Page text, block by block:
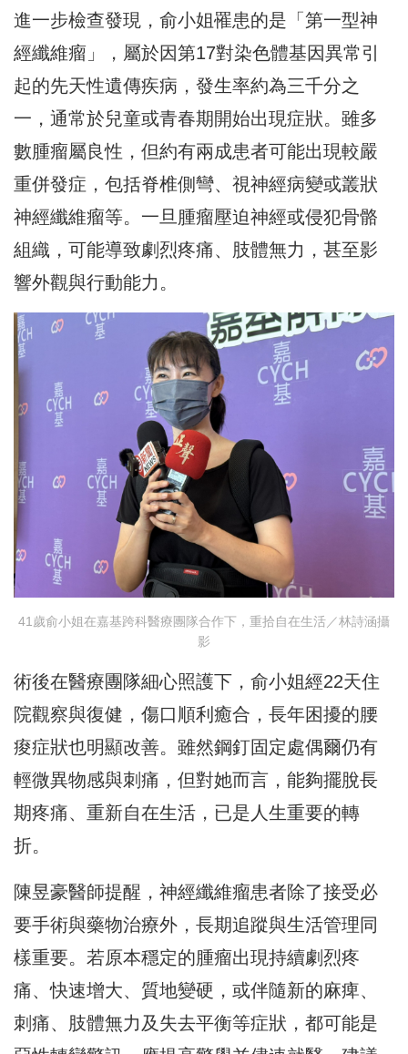
進一步檢查發現，俞小姐罹患的是「第一型神
經纖維瘤」，屬於因第17對染色體基因異常引
起的先天性遺傳疾病，發生率約為三千分之
一，通常於兒童或青春期開始出現症狀。雖多
數腫瘤屬良性，但約有兩成患者可能出現較嚴
重併發症，包括脊椎側彎、視神經病變或叢狀
神經纖維瘤等。一旦腫瘤壓迫神經或侵犯骨骼
組織，可能導致劇烈疼痛、肢體無力，甚至影
響外觀與行動能力。
41歲俞小姐在嘉基跨科醫療團隊合作下，重拾自在生活／林詩涵攝
影
術後在醫療團隊細心照護下，俞小姐經22天住
院觀察與復健，傷口順利癒合，長年困擾的腰
痠症狀也明顯改善。雖然鋼釘固定處偶爾仍有
輕微異物感與刺痛，但對她而言，能夠擺脫長
期疼痛、重新自在生活，已是人生重要的轉
折。
陳昱豪醫師提醒，神經纖維瘤患者除了接受必
要手術與藥物治療外，長期追蹤與生活管理同
樣重要。若原本穩定的腫瘤出現持續劇烈疼
痛、快速增大、質地變硬，或伴隨新的麻痺、
刺痛、肢體無力及失去平衡等症狀，都可能是